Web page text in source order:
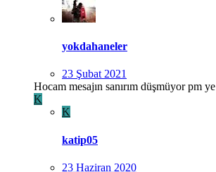
yokdahaneler
23 Şubat 2021
Hocam mesajın sanırım düşmüyor pm ye
K
K
katip05
23 Haziran 2020